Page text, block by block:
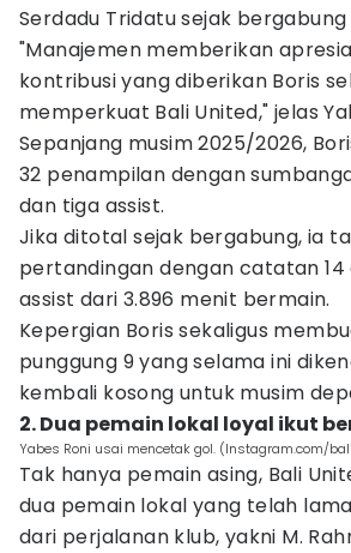
Serdadu Tridatu sejak
"Manajemen memberikan
kontribusi yang diberikan Boris
memperkuat Bali United," jelas
Sepanjang musim 2025/2026,
32 penampilan dengan
dan tiga assist.
Jika ditotal sejak bergabung, ia
pertandingan dengan catatan 14
assist dari 3.896 menit bermain.
Kepergian Boris sekaligus
punggung 9 yang selama ini
kembali kosong untuk musim
2. Dua pemain lokal loyal ikut
Yabes Roni usai mencetak gol. (Instagram.com/
Tak hanya pemain asing, Bali
dua pemain lokal yang telah
dari perjalanan klub, yakni M.